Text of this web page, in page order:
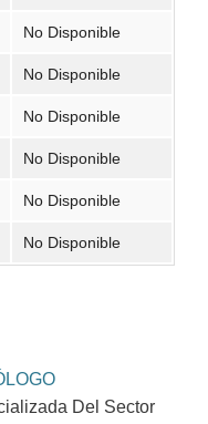
No Disponible
No Disponible
No Disponible
No Disponible
No Disponible
No Disponible
Del Sector